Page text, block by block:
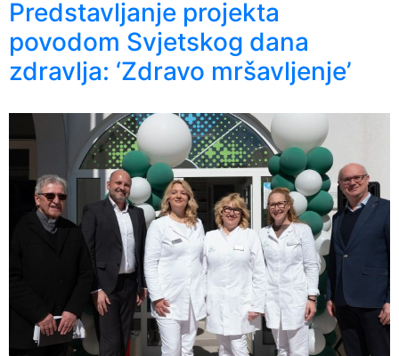
Predstavljanje projekta
povodom Svjetskog dana
zdravlja: ‘Zdravo mršavljenje’